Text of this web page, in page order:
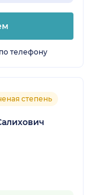
телефону
степень